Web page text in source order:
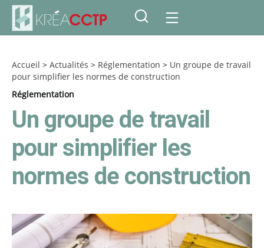
Accueil > Actualités > Réglementation > Un groupe de travail
pour simplifier les normes de construction
Réglementation
Un groupe de travail
pour simplifier les
normes de construction